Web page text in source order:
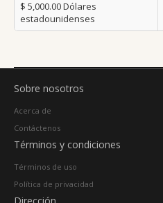
$ 5,000.00Dólares
estadounidenses
Sobre nosotros
Acerca de
Contáctenos
Términos y condiciones
Términos de uso
Política de privacidad